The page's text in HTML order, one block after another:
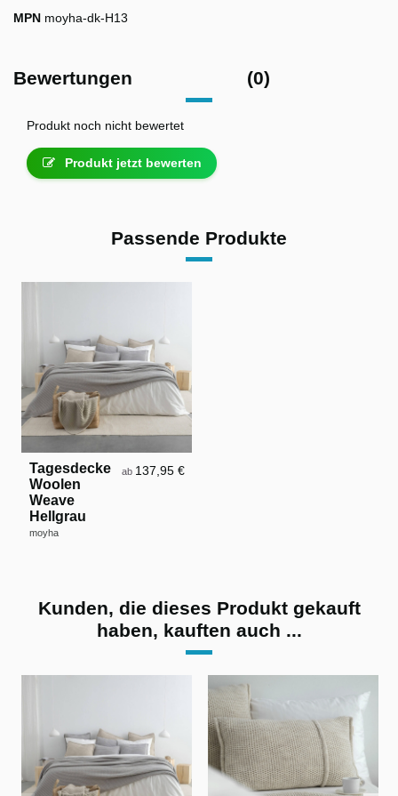
MPN moyha-dk-H13
Bewertungen (0)
Produkt noch nicht bewertet
Produkt jetzt bewerten
Passende Produkte
Tagesdecke
Woolen
Weave
Hellgrau
moyha
ab 137,95 €
Kunden, die dieses Produkt gekauft
haben, kauften auch ...